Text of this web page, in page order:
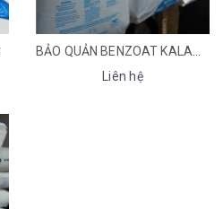
Liên hệ